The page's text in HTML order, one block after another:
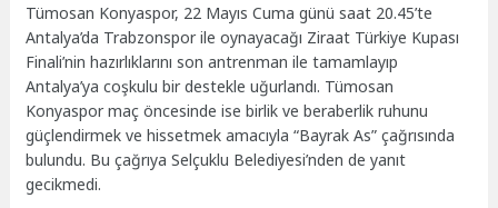
Tümosan Konyaspor, 22 Mayıs Cuma günü saat 20.45’te
Antalya’da Trabzonspor ile oynayacağı Ziraat Türkiye Kupası
Finali’nin hazırlıklarını son antrenman ile tamamlayıp
Antalya’ya coşkulu bir destekle uğurlandı. Tümosan
Konyaspor maç öncesinde ise birlik ve beraberlik ruhunu
güçlendirmek ve hissetmek amacıyla “Bayrak As” çağrısında
bulundu. Bu çağrıya Selçuklu Belediyesi’nden de yanıt
gecikmedi.